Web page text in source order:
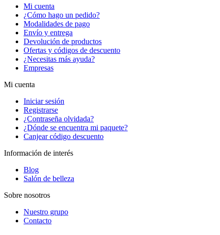
Mi cuenta
¿Cómo hago un pedido?
Modalidades de pago
Envío y entrega
Devolución de productos
Ofertas y códigos de descuento
¿Necesitas más ayuda?
Empresas
Mi cuenta
Iniciar sesión
Registrarse
¿Contraseña olvidada?
¿Dónde se encuentra mi paquete?
Canjear código descuento
Información de interés
Blog
Salón de belleza
Sobre nosotros
Nuestro grupo
Contacto